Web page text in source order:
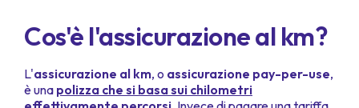
Cos'è l'assicurazione al km?
L'assicurazione al km, o assicurazione pay-per-use,
è una polizza che si basa sui chilometri